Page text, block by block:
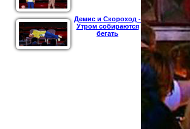
Демис и Скороход -
Утром собираются
бегать